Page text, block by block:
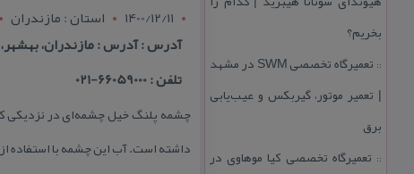
بخریم؟
::
تعمیرگاه تخصصی SWM در مشهد
| تعمیر موتور، گیربكس و عیب‌یابی
برق
:: تعمیرگاه تخصصی كیا موهاوی در
1400/12/11
استان : مازندران
آدرس : آدرس : مازندران،
تلفن : 66059000-021
چشمه پلنگ خیل چشمه‌ای در نزدیكی
داشته است. آب این چشمه با استفاده